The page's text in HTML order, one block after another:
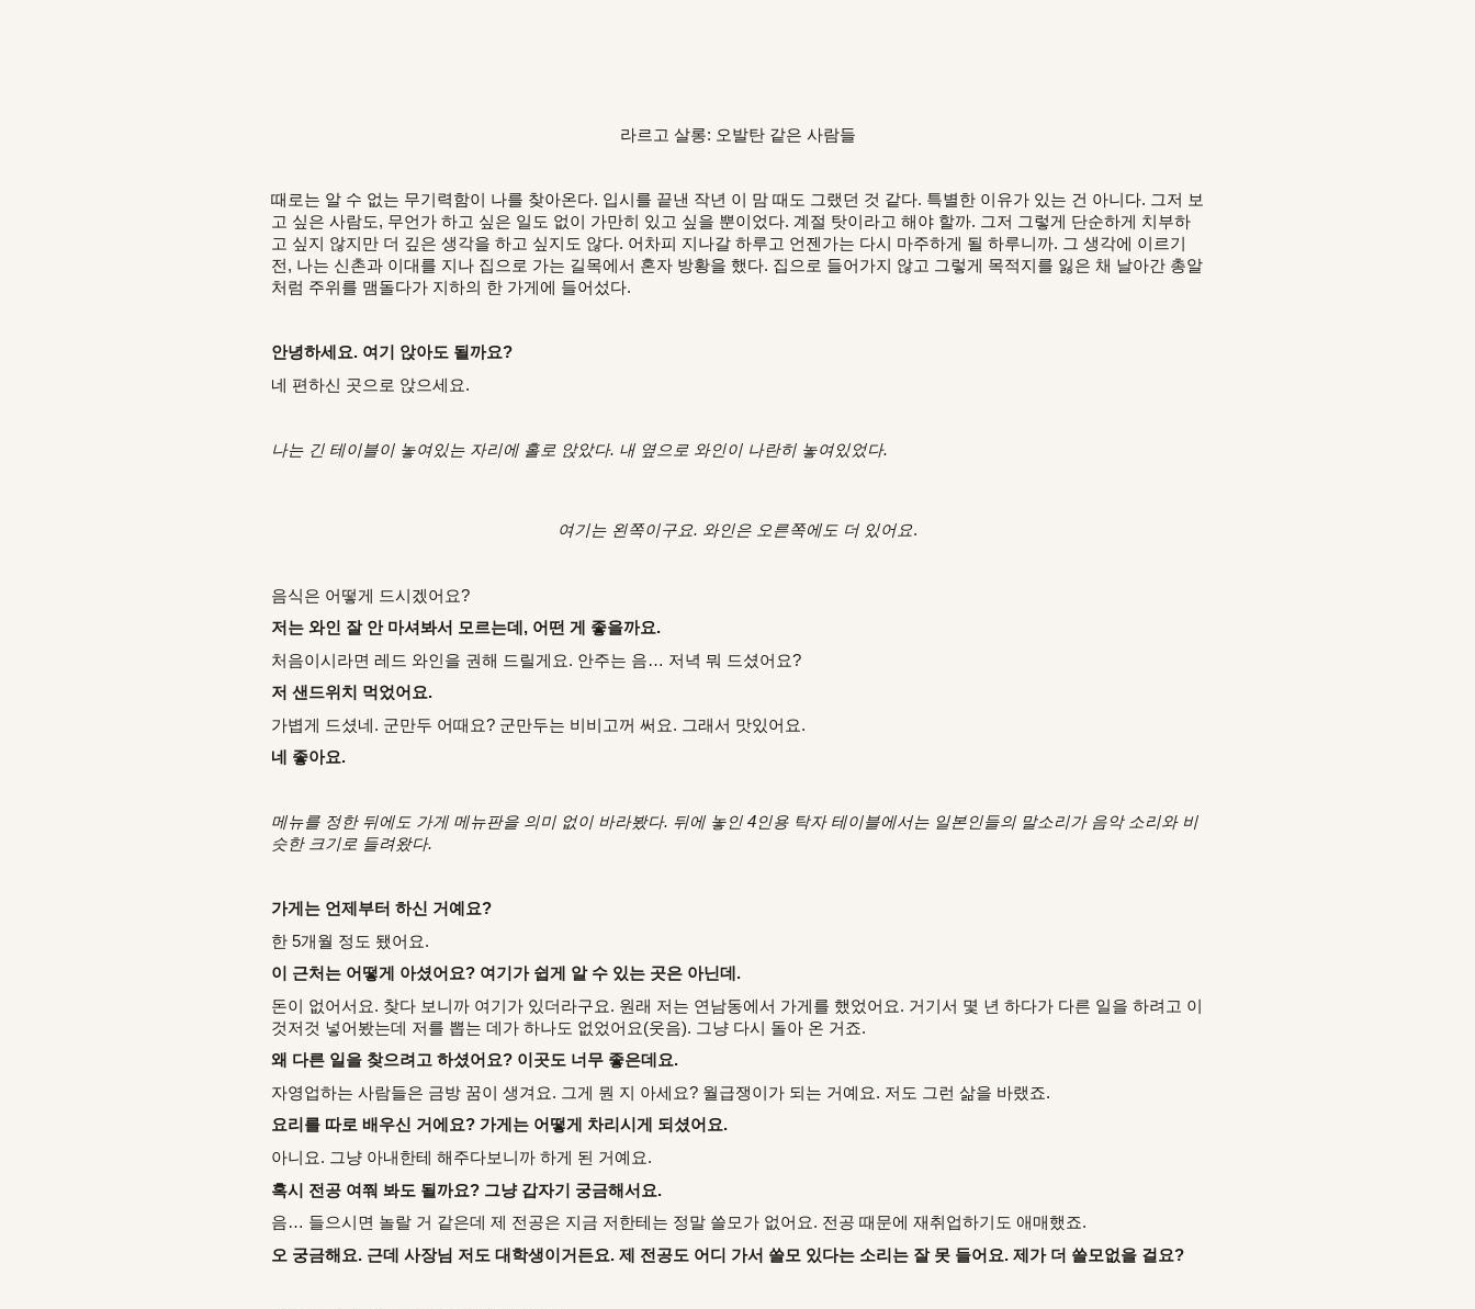
라르고 살롱: 오발탄 같은 사람들
때로는 알 수 없는 무기력함이 나를 찾아온다. 입시를 끝낸 작년 이 맘 때도 그랬던 것 같다. 특별한 이유가 있는 건 아니다. 그저 보
고 싶은 사람도, 무언가 하고 싶은 일도 없이 가만히 있고 싶을 뿐이었다. 계절 탓이라고 해야 할까. 그저 그렇게 단순하게 치부하
고 싶지 않지만 더 깊은 생각을 하고 싶지도 않다. 어차피 지나갈 하루고 언젠가는 다시 마주하게 될 하루니까. 그 생각에 이르기
전, 나는 신촌과 이대를 지나 집으로 가는 길목에서 혼자 방황을 했다. 집으로 들어가지 않고 그렇게 목적지를 잃은 채 날아간 총알
처럼 주위를 맴돌다가 지하의 한 가게에 들어섰다.
안녕하세요. 여기 앉아도 될까요?
네 편하신 곳으로 앉으세요.
나는 긴 테이블이 놓여있는 자리에 홀로 앉았다. 내 옆으로 와인이 나란히 놓여있었다.
여기는 왼쪽이구요. 와인은 오른쪽에도 더 있어요.
음식은 어떻게 드시겠어요?
저는 와인 잘 안 마셔봐서 모르는데, 어떤 게 좋을까요.
처음이시라면 레드 와인을 권해 드릴게요. 안주는 음… 저녁 뭐 드셨어요?
저 샌드위치 먹었어요.
가볍게 드셨네. 군만두 어때요? 군만두는 비비고꺼 써요. 그래서 맛있어요.
네 좋아요.
메뉴를 정한 뒤에도 가게 메뉴판을 의미 없이 바라봤다. 뒤에 놓인 4인용 탁자 테이블에서는 일본인들의 말소리가 음악 소리와 비
슷한 크기로 들려왔다.
가게는 언제부터 하신 거예요?
한 5개월 정도 됐어요.
이 근처는 어떻게 아셨어요? 여기가 쉽게 알 수 있는 곳은 아닌데.
돈이 없어서요. 찾다 보니까 여기가 있더라구요. 원래 저는 연남동에서 가게를 했었어요. 거기서 몇 년 하다가 다른 일을 하려고 이
것저것 넣어봤는데 저를 뽑는 데가 하나도 없었어요(웃음). 그냥 다시 돌아 온 거죠.
왜 다른 일을 찾으려고 하셨어요? 이곳도 너무 좋은데요.
자영업하는 사람들은 금방 꿈이 생겨요. 그게 뭔 지 아세요? 월급쟁이가 되는 거예요. 저도 그런 삶을 바랬죠.
요리를 따로 배우신 거에요? 가게는 어떻게 차리시게 되셨어요.
아니요. 그냥 아내한테 해주다보니까 하게 된 거예요.
혹시 전공 여쭤 봐도 될까요? 그냥 갑자기 궁금해서요.
음… 들으시면 놀랄 거 같은데 제 전공은 지금 저한테는 정말 쓸모가 없어요. 전공 때문에 재취업하기도 애매했죠.
오 궁금해요. 근데 사장님 저도 대학생이거든요. 제 전공도 어디 가서 쓸모 있다는 소리는 잘 못 들어요. 제가 더 쓸모없을 걸요?